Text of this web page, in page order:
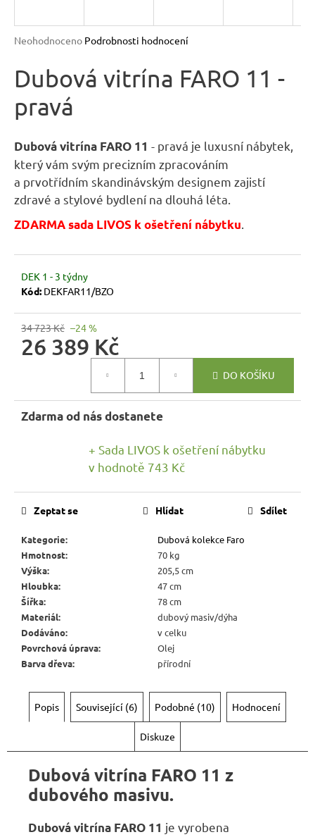
Průměrné
produktu
je
hvězdiček.
Neohodnoceno Podrobnosti hodnocení
Dubová vitrína FARO 11 -
pravá
Dubová vitrína FARO 11 - pravá je luxusní nábytek,
který vám svým precizním zpracováním
a prvotřídním skandinávským designem zajistí
zdravé a stylové bydlení na dlouhá léta.
ZDARMA sada LIVOS k ošetření nábytku
DEK 1 - 3 týdny
Kód: DEKFAR11/BZO
34 723 Kč –24 %
26 389 Kč
DO KOŠÍKU
Zdarma od nás dostanete
+ Sada LIVOS k ošetření nábytku
v hodnotě 743 Kč
Kategorie:
Dubová kolekce Faro
Hmotnost:
70 kg
Výška:
205,5 cm
Hloubka:
47 cm
Šířka:
78 cm
Materiál:
dubový masiv/dýha
Dodáváno:
v celku
Povrchová úprava:
Olej
Barva dřeva: přírodní
Zeptat se Hlídat Sdílet
A
Popis Související (6) Podobné (10) Hodnocení
Diskuze
Dubová vitrína FARO 11 z
dubového masivu.
Dubová vitrína FARO 11 je vyrobena
a
í
t
?
D
o
p
e
m
ŽIDLE
SWEET
HOME
601
Kč
Původně:
890
Kč